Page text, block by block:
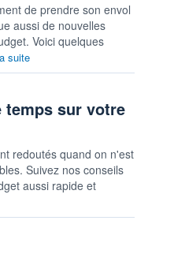
de prendre son envol
aussi de nouvelles
Voici quelques
suite
temps sur votre
redoutés quand on n'est
Suivez nos conseils
aussi rapide et